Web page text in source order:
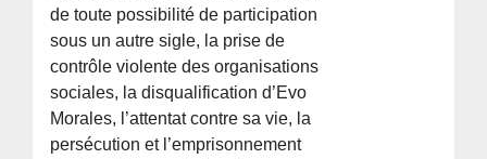
de toute possibilité de participation
sous un autre sigle, la prise de
contrôle violente des organisations
sociales, la disqualification d’Evo
Morales, l’attentat contre sa vie, la
persécution et l’emprisonnement